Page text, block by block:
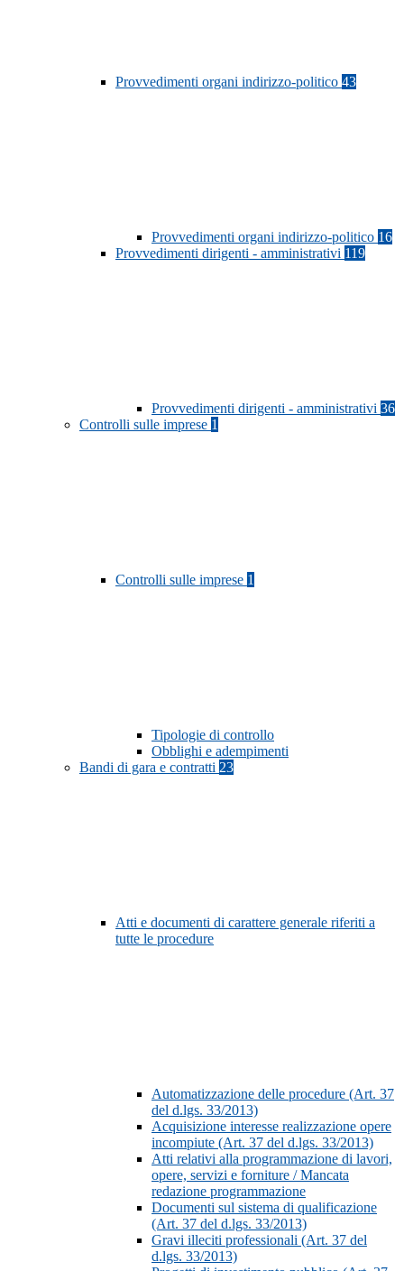
Provvedimenti organi indirizzo-politico 43
Provvedimenti organi indirizzo-politico 16
Provvedimenti dirigenti - amministrativi 119
Provvedimenti dirigenti - amministrativi 36
Controlli sulle imprese 1
Controlli sulle imprese 1
Tipologie di controllo
Obblighi e adempimenti
Bandi di gara e contratti 23
Atti e documenti di carattere generale riferiti a
tutte le procedure
Automatizzazione delle procedure (Art. 37
del d.lgs. 33/2013)
Acquisizione interesse realizzazione opere
incompiute (Art. 37 del d.lgs. 33/2013)
Atti relativi alla programmazione di lavori,
opere, servizi e forniture / Mancata
redazione programmazione
Documenti sul sistema di qualificazione
(Art. 37 del d.lgs. 33/2013)
Gravi illeciti professionali (Art. 37 del
d.lgs. 33/2013)